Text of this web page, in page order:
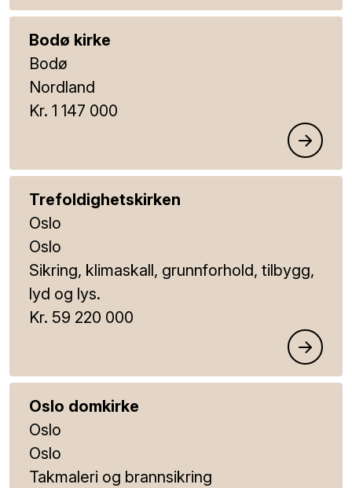
Bodø kirke
Bodø
Nordland
Kr. 1 147 000
Trefoldighetskirken
Oslo
Oslo
Sikring, klimaskall, grunnforhold, tilbygg,
lyd og lys.
Kr. 59 220 000
Oslo domkirke
Oslo
Oslo
Takmaleri og brannsikring